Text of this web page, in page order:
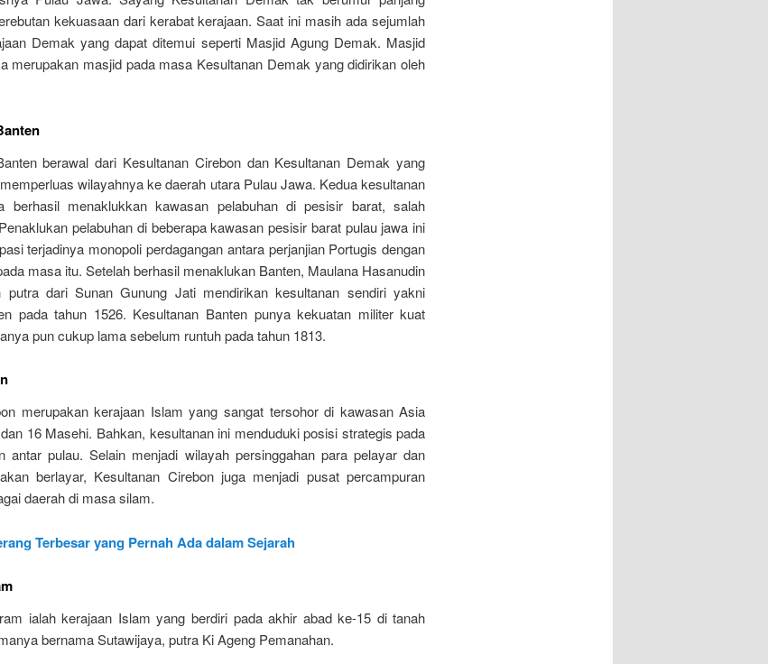
kekuasaan dari kerabat kerajaan. Saat ini masih ada sejumlah
Demak yang dapat ditemui seperti Masjid Agung Demak. Masjid
merupakan masjid pada masa Kesultanan Demak yang didirikan oleh
berawal dari Kesultanan Cirebon dan Kesultanan Demak yang
wilayahnya ke daerah utara Pulau Jawa. Kedua kesultanan
berhasil menaklukkan kawasan pelabuhan di pesisir barat, salah
pelabuhan di beberapa kawasan pesisir barat pulau jawa ini
terjadinya monopoli perdagangan antara perjanjian Portugis dengan
masa itu. Setelah berhasil menaklukan Banten, Maulana Hasanudin
putra dari Sunan Gunung Jati mendirikan kesultanan sendiri yakni
pada tahun 1526. Kesultanan Banten punya kekuatan militer kuat
pun cukup lama sebelum runtuh pada tahun 1813.
merupakan kerajaan Islam yang sangat tersohor di kawasan Asia
16 Masehi. Bahkan, kesultanan ini menduduki posisi strategis pada
antar pulau. Selain menjadi wilayah persinggahan para pelayar dan
berlayar, Kesultanan Cirebon juga menjadi pusat percampuran
daerah di masa silam.
Terbesar yang Pernah Ada dalam Sejarah
ialah kerajaan Islam yang berdiri pada akhir abad ke-15 di tanah
bernama Sutawijaya, putra Ki Ageng Pemanahan.